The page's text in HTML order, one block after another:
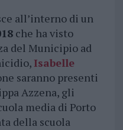
all’interno di un
che ha visto
del Municipio ad
Isabelle
saranno presenti
Azzena, gli
media di Porto
della scuola